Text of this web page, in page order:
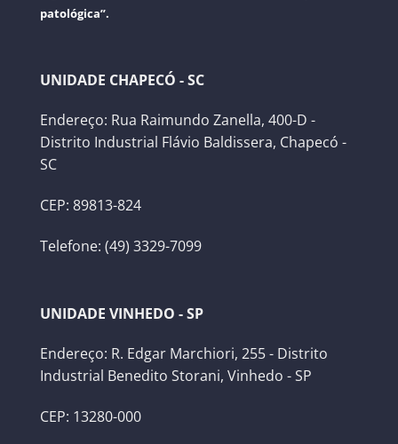
patológica”.
UNIDADE CHAPECÓ - SC
Endereço: Rua Raimundo Zanella, 400-D -
Distrito Industrial Flávio Baldissera, Chapecó -
SC
CEP: 89813-824
Telefone: (49) 3329-7099
UNIDADE VINHEDO - SP
Endereço: R. Edgar Marchiori, 255 - Distrito
Industrial Benedito Storani, Vinhedo - SP
CEP: 13280-000